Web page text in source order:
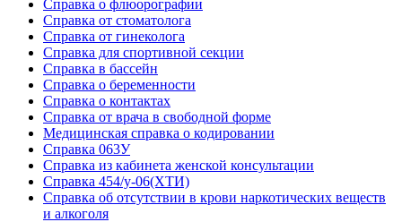
Справка о флюорографии
Справка от стоматолога
Справка от гинеколога
Справка для спортивной секции
Справка в бассейн
Справка о беременности
Справка о контактах
Справка от врача в свободной форме
Медицинская справка о кодировании
Справка 063У
Справка из кабинета женской консультации
Справка 454/у-06(ХТИ)
Справка об отсутствии в крови наркотических веществ
и алкоголя